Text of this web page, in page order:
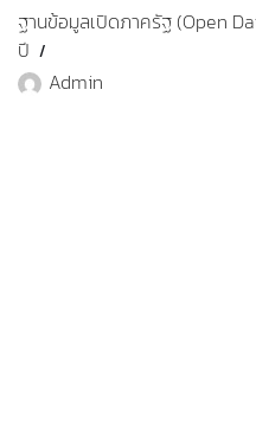
ฐานข้อมูลเปิดภาครัฐ (Open
ปี
Admin